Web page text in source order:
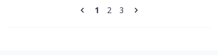
Pagina's
U lees momenteel pagina
1 Pagina
2 Pagina
3